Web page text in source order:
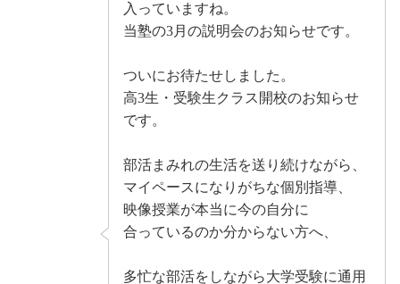
入っていますね。
当塾の3月の説明会のお知らせです。
ついにお待たせしました。
高3生・受験生クラス開校のお知らせ
です。
部活まみれの生活を送り続けながら、
マイペースになりがちな個別指導、
映像授業が本当に今の自分に
合っているのか分からない方へ、
多忙な部活をしながら大学受験に通用